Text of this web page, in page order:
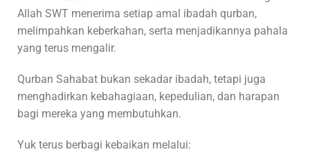
Allah SWT menerima setiap amal ibadah qurban,
melimpahkan keberkahan, serta menjadikannya pahala
yang terus mengalir.
Qurban Sahabat bukan sekadar ibadah, tetapi juga
menghadirkan kebahagiaan, kepedulian, dan harapan
bagi mereka yang membutuhkan.
Yuk terus berbagi kebaikan melalui: